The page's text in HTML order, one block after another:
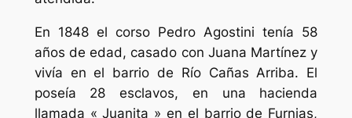
En 1848 el corso Pedro Agostini tenía 58
años de edad, casado con Juana Martínez y
vivía en el barrio de Río Cañas Arriba. El
poseía 28 esclavos, en una hacienda
llamada « Juanita » en el barrio de Furnias,